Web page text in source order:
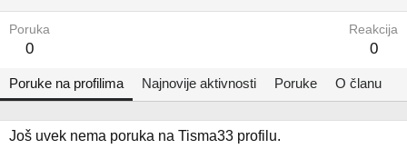
Poruka
0
Reakcija
0
Poruke na profilima Najnovije aktivnosti Poruke O članu
Još uvek nema poruka na Tisma33 profilu.